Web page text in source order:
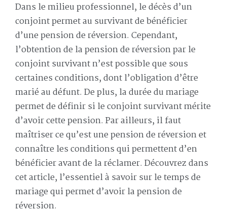
Dans le milieu professionnel, le décès d’un
conjoint permet au survivant de bénéficier
d’une pension de réversion. Cependant,
l’obtention de la pension de réversion par le
conjoint survivant n’est possible que sous
certaines conditions, dont l’obligation d’être
marié au défunt. De plus, la durée du mariage
permet de définir si le conjoint survivant mérite
d’avoir cette pension. Par ailleurs, il faut
maîtriser ce qu’est une pension de réversion et
connaître les conditions qui permettent d’en
bénéficier avant de la réclamer. Découvrez dans
cet article, l’essentiel à savoir sur le temps de
mariage qui permet d’avoir la pension de
réversion.